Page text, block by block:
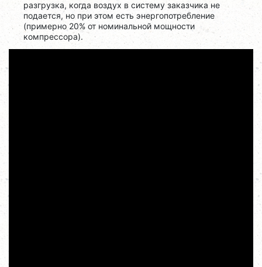
разгрузка, когда воздух в систему заказчика не
подается, но при этом есть энергопотребление
(примерно 20% от номинальной мощности
компрессора).